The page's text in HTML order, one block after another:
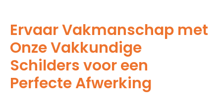
Ervaar Vakmanschap met
Onze Vakkundige
Schilders voor een
Perfecte Afwerking